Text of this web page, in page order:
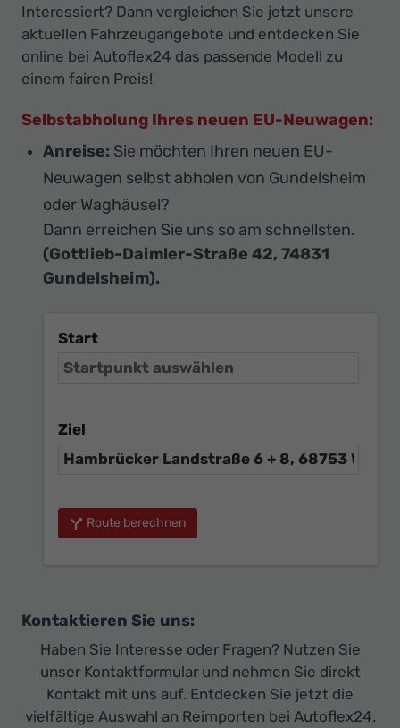
Interessiert? Dann vergleichen Sie jetzt unsere
aktuellen Fahrzeugangebote und entdecken Sie
online bei Autoflex24 das passende Modell zu
einem fairen Preis!
Selbstabholung Ihres neuen EU-Neuwagen:
Anreise: Sie möchten Ihren neuen EU-
Neuwagen selbst abholen von Gundelsheim
oder Waghäusel?
Dann erreichen Sie uns so am schnellsten.
(Gottlieb-Daimler-Straße 42, 74831
Gundelsheim).
Start
Ziel
Route berechnen
Kontaktieren Sie uns:
Haben Sie Interesse oder Fragen? Nutzen Sie
unser Kontaktformular und nehmen Sie direkt
Kontakt mit uns auf. Entdecken Sie jetzt die
vielfältige Auswahl an Reimporten bei Autoflex24.